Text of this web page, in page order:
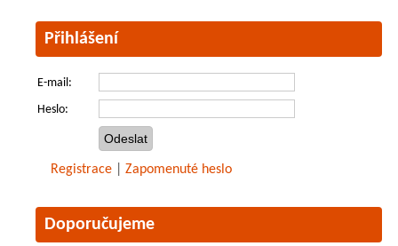
Přihlášení
E-mail:
Heslo:
Registrace Zapomenuté heslo
Doporučujeme